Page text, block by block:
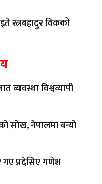
रत्नबहादुर विकको
व्यवस्था विश्वव्यापी
सोख, नेपालमा बन्यो
प्रदेसिए गणेश